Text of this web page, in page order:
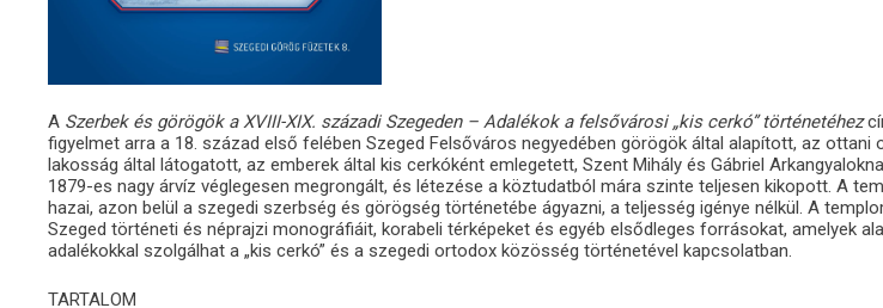
A Szerbek és görögök a XVIII-XIX. századi Szegeden – Adalékok a felsővárosi „kis cerkó” történetéhez
figyelmet arra a 18. század első felében Szeged Felsőváros negyedében görögök által alapított, az ottani
lakosság által látogatott, az emberek által kis cerkóként emlegetett, Szent Mihály és Gábriel
1879-es nagy árvíz véglegesen megrongált, és létezése a köztudatból mára szinte teljesen kikopott. A
hazai, azon belül a szegedi szerbség és görögség történetébe ágyazni, a teljesség igénye nélkül. A
Szeged történeti és néprajzi monográfiáit, korabeli térképeket és egyéb elsődleges forrásokat, amelyek
adalékokkal szolgálhat a „kis cerkó” és a szegedi ortodox közösség történetével kapcsolatban.
TARTALOM